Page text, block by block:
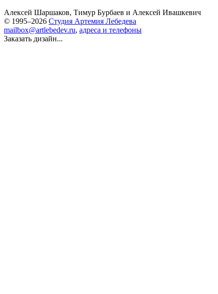
Алексей Шаршаков, Тимур Бурбаев и Алексей Ивашкевич
© 1995–2026 Студия Артемия Лебедева
mailbox@artlebedev.ru, адреса и телефоны
Заказать дизайн...